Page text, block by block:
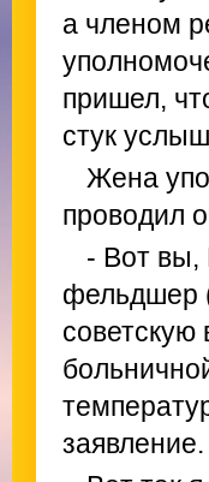
а членом
пришел,
стук
Жена
проводил
- Вот вы,
фельдшер
заявление.